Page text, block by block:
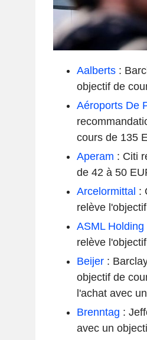
Aalberts:
objectif de
Aéroports De
cours de 135
Aperam : Citi
de 42 à 50
Arcelormittal :
relève
ASML Holding
relève
Beijer:
objectif de
l'achat avec
Brenntag :
avec un